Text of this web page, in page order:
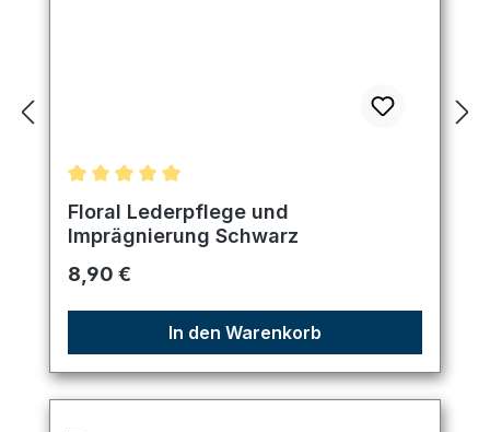
Durchschnittliche Bewertung von 5 von 5 Sternen
Floral Lederpflege und
Imprägnierung Schwarz
Regulärer Preis:
8,90 €
In den Warenkorb